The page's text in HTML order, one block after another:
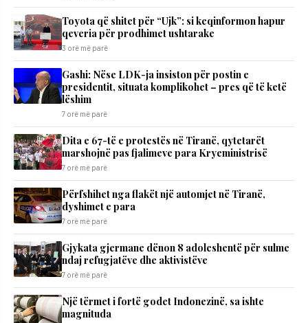
Toyota që shitet për “Ujk”: si keqinformon hapur
qeveria për prodhimet ushtarake
3 orë më parë
Gashi: Nëse LDK-ja insiston për postin e
presidentit, situata komplikohet – pres që të ketë
lëshim
7 orë më parë
Dita e 67-të e protestës në Tiranë, qytetarët
marshojnë pas fjalimeve para Kryeministrisë
7 orë më parë
Përfshihet nga flakët një automjet në Tiranë,
dyshimet e para
7 orë më parë
Gjykata gjermane dënon 8 adoleshentë për sulme
ndaj refugjatëve dhe aktivistëve
7 orë më parë
Një tërmet i fortë godet Indonezinë, sa ishte
magnituda